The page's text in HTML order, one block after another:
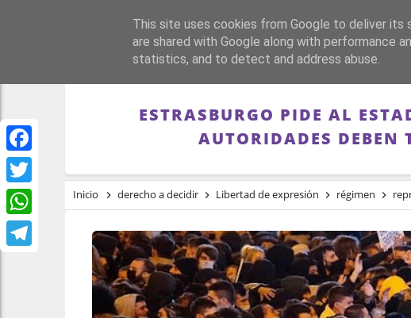
Facebook
Twitter
WhatsApp
PORTADA REPÚBLICA
ESTRASBURGO PIDE AL
AUTORIDADES DEBEN
Inicio derecho a decidir Libertad de expresión régimen
This site uses cookies from Google to deliver its
are shared with Google along with performance
statistics, and to detect and address abuse.